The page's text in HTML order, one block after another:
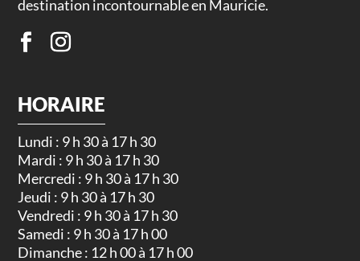
destination incontournable en Mauricie.
HORAIRE
Lundi : 9 h 30 à 17 h 30
Mardi : 9 h 30 à 17 h 30
Mercredi : 9 h 30 à 17 h 30
Jeudi : 9 h 30 à 17 h 30
Vendredi : 9 h 30 à 17 h 30
Samedi : 9 h 30 à 17 h 00
Dimanche : 12 h 00 à 17 h 00